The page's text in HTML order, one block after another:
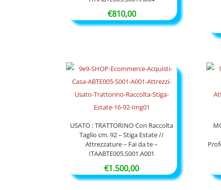
€810,00
USATO : TRATTORINO Con Raccolta
Taglio cm. 92 – Stiga Estate //
Attrezzature – Fai da te –
ITAABTE005.S001.A001
€1.500,00